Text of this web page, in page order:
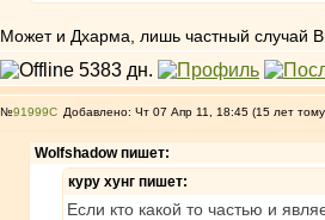
Может и Дхарма, лишь частный
№91999 Добавлено: Чт 07 Апр 11, 18:45 (15 лет
Wolfshadow пишет:
куру хунг пишет:
Если кто какой то частью и